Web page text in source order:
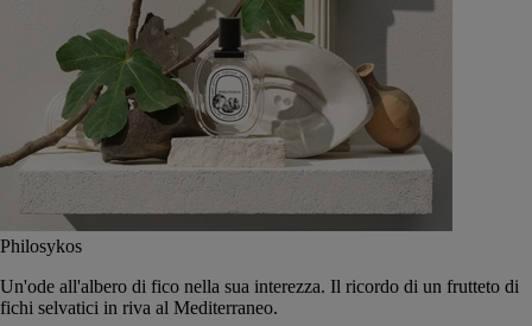
Philosykos
Un'ode all'albero di fico nella sua interezza. Il ricordo di un frutteto di
fichi selvatici in riva al Mediterraneo.